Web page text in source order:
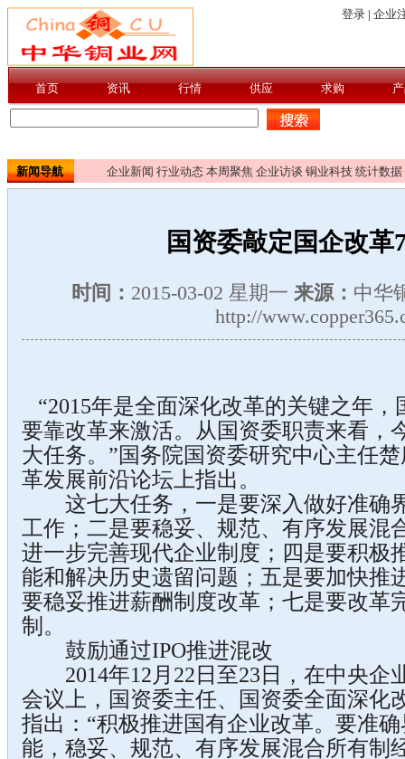
新闻导航 企业新闻 行业动态 本周聚焦 企业访谈 铜业科技 统计数据
国资委敲定国企改革
时间： 2015-03-02 星期一 来源： 中华
http://
“2015年是全面深化改革的关键之年
要靠改革来激活。从国资委职责来看，
大任务。”国务院国资委研究中心主任
革发展前沿论坛上指出。
这七大任务，一是要深入做好准确
工作；二是要稳妥、规范、有序发展混
进一步完善现代企业制度；四是要积极
能和解决历史遗留问题；五是要加快推
要稳妥推进薪酬制度改革；七是要改革
制。
鼓励通过IPO推进混改
2014年12月22日至23日，在中央企
会议上，国资委主任、国资委全面深化
指出：“积极推进国有企业改革。要准
能，稳妥、规范、有序发展混合所有制